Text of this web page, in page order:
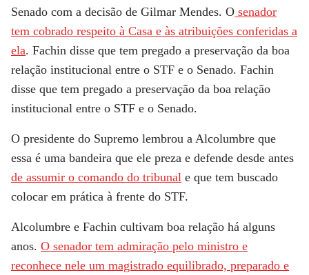
Senado com a decisão de Gilmar Mendes. O senador
tem cobrado respeito à Casa e às atribuições conferidas a
ela. Fachin disse que tem pregado a preservação da boa
relação institucional entre o STF e o Senado. Fachin
disse que tem pregado a preservação da boa relação
institucional entre o STF e o Senado.
O presidente do Supremo lembrou a Alcolumbre que
essa é uma bandeira que ele preza e defende desde antes
de assumir o comando do tribunal e que tem buscado
colocar em prática à frente do STF.
Alcolumbre e Fachin cultivam boa relação há alguns
anos. O senador tem admiração pelo ministro e
reconhece nele um magistrado equilibrado, preparado e